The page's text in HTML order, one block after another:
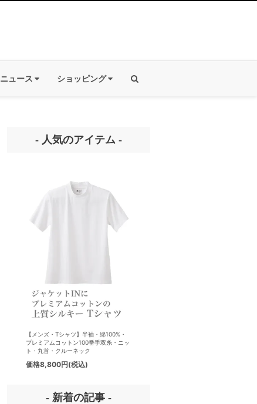
ニュース ショッピング
- 人気のアイテム -
【メンズ・Tシャツ】半袖・綿100%・
プレミアムコットン100番手双糸・ニッ
ト・丸首・クルーネック
価格8,800円(税込)
- 新着の記事 -